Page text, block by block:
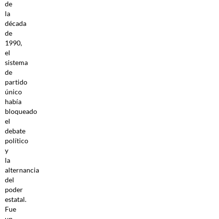
de
la
década
de
1990,
el
sistema
de
partido
único
había
bloqueado
el
debate
político
y
la
alternancia
del
poder
estatal.
Fue